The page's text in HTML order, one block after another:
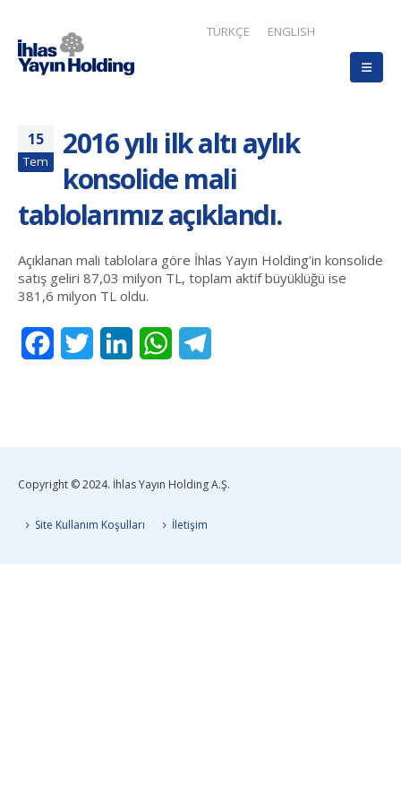
TÜRKÇE ENGLISH
15
Tem
2016 yılı ilk altı aylık
konsolide mali
tablolarımız açıklandı.
Açıklanan mali tablolara göre İhlas Yayın Holding’in konsolide
satış geliri 87,03 milyon TL, toplam aktif büyüklüğü ise
381,6 milyon TL oldu.
FacebookTwitter LinkedInWhatsApp
Copyright © 2024. İhlas Yayın Holding A.Ş.
Site Kullanım Koşulları İletişim